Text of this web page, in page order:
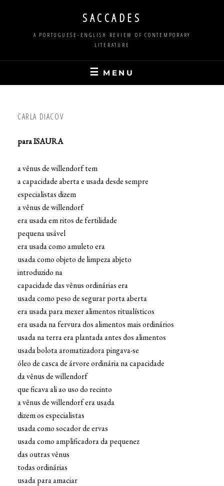
SACCADES
A PORTUGUESE-ENGLISH REVIEW OF CONTEMPORARY
LITERATURE
MENU
CARLA DIACOV
para ISAURA
a vênus de willendorf tem
a capacidade aberta e usada desde sempre
especialistas dizem
a vênus de willendorf
era usada em ritos de fertilidade
pequena usável
era usada como amuleto era
usada como objeto de limpeza abjeto
introduzido na
capacidade das vênus ordinárias era
usada como peso de segurar porta aberta
era usada para mexer alimentos ritualísticos
era usada na fervura dos alimentos mais ordinários
usada na terra era plantada antes dos alimentos
usada bolota aromatizadora pingava-se
óleo de casca de árvore ordinária na capacidade
da vênus de willendorf
que ficava ali ao uso do recinto
a vênus de willendorf era usada
dizem os especialistas
usada como socador de ervas
usada como amplificadora da pequenez
das outras vênus
todas ordinárias
usada para amaciar